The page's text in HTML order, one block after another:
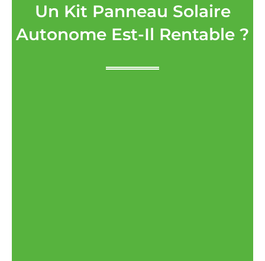
Un Kit Panneau Solaire
Autonome Est-Il Rentable ?